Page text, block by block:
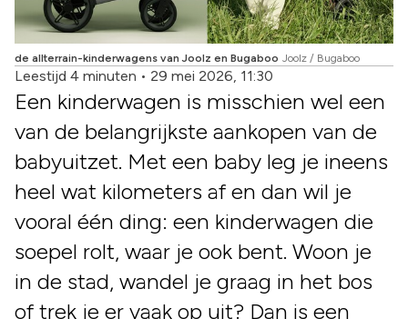
de allterrain-kinderwagens van Joolz en Bugaboo Joolz / Bugaboo
Leestijd 4 minuten • 29 mei 2026, 11:30
Een kinderwagen is misschien wel een
van de belangrijkste aankopen van de
babyuitzet. Met een baby leg je ineens
heel wat kilometers af en dan wil je
vooral één ding: een kinderwagen die
soepel rolt, waar je ook bent. Woon je
in de stad, wandel je graag in het bos
of trek je er vaak op uit? Dan is een